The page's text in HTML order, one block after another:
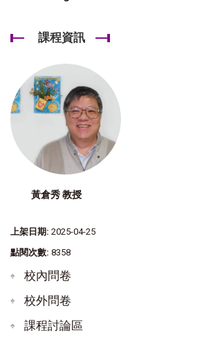
課程資訊
黃倉秀 教授
上架日期: 2025-04-25
點閱次數: 8358
校內問卷
校外問卷
課程討論區